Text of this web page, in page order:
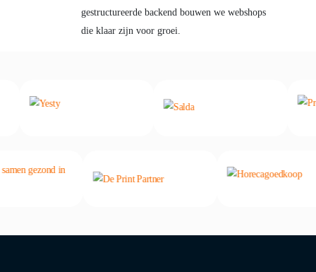
gestructureerde backend bouwen we webshops
die klaar zijn voor groei.